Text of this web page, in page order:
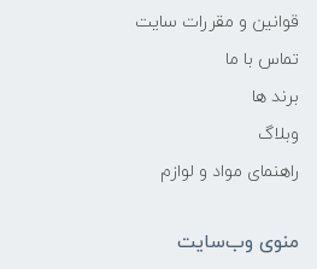
قوانین و مقررات سایت
تماس با ما
برند ها
وبلاگ
راهنمای مواد و لوازم
منوی وب‌سایت